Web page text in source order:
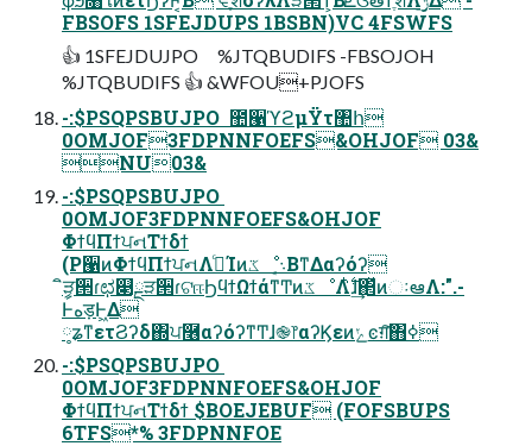
FBSOFS 1SFEJDUPS 1BSBN)VC 4FSWFS
👍 1SFEJDUJPO %JTQBUDIFS -FBSOJOH
%JTQBUDIFS 👍 &WFOU+PJOFS
-:$PSQPSBUJPO  ಺੡ϓϩμΫτ঺հ
0OMJOF3FDPNNFOEFS&OHJOF 03&
NU03&
-:$PSQPSBUJPO 
0OMJOF3FDPNNFOEFS&OHJOF
ΦϯϥΠϯਪનΤϯδϯ
(P੡ͷΦϯϥΠϯਪનΛߦ͏ͨΊͷػೳ܈͔ΒͳΔαʔόʔ
ީิੜ੒ɾಛ௃ྔੜ੒ɾଟஈϦϥϯΩϯάͳͲͷػೳΛ࣋ͪɺ͢΂ͯͷઃఆΛ:".-
Ͱهड़Ͱ͖Δ
༷ʑͳετϨʔδ΍ਪ࿦αʔόʔͳͲɺ֎෦αʔϏεͷݺͼग़͠΋ߦ͏
-:$PSQPSBUJPO 
0OMJOF3FDPNNFOEFS&OHJOF
ΦϯϥΠϯਪનΤϯδϯ $BOEJEBUF (FOFSBUPS
6TFS*% 3FDPNNFOE